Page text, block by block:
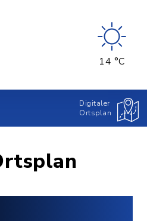
14 °C
Digitaler
Ortsplan